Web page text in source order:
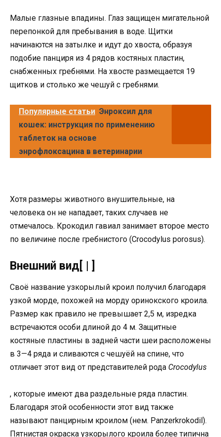
Малые глазные впадины. Глаз защищен мигательной
перепонкой для пребывания в воде. Щитки
начинаются на затылке и идут до хвоста, образуя
подобие панциря из 4 рядов костяных пластин,
снабженных гребнями. На хвосте размещается 19
щитков и столько же чешуй с гребнями.
Популярные статьи Энроксил для
кошек: инструкция по применению
таблеток на основе
энрофлоксацина в ветеринарии
Хотя размеры животного внушительные, на
человека он не нападает, таких случаев не
отмечалось. Крокодил гавиал занимает второе место
по величине после гребнистого (Crocodylus porosus).
Внешний вид[ | ]
Своё название узкорылый кроил получил благодаря
узкой морде, похожей на морду оринокского кроила.
Размер как правило не превышает 2,5 м, изредка
встречаются особи длиной до 4 м. Защитные
костяные пластины в задней части шеи расположены
в 3—4 ряда и сливаются с чешуёй на спине, что
отличает этот вид от представителей рода Crocodylus
, которые имеют два раздельные ряда пластин.
Благодаря этой особенности этот вид также
называют панцирным кроилом (нем. Panzerkrokodil).
Пятнистая окраска узкорылого кроила более типична